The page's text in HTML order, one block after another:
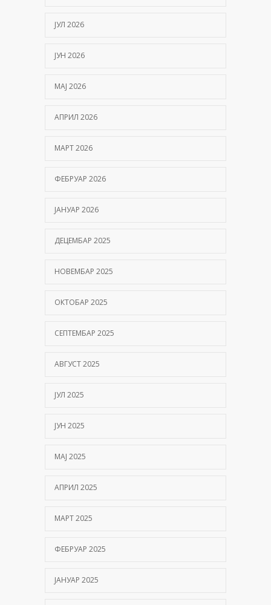
ЈУЛ 2026
ЈУН 2026
МАЈ 2026
АПРИЛ 2026
МАРТ 2026
ФЕБРУАР 2026
ЈАНУАР 2026
ДЕЦЕМБАР 2025
НОВЕМБАР 2025
ОКТОБАР 2025
СЕПТЕМБАР 2025
АВГУСТ 2025
ЈУЛ 2025
ЈУН 2025
МАЈ 2025
АПРИЛ 2025
МАРТ 2025
ФЕБРУАР 2025
ЈАНУАР 2025